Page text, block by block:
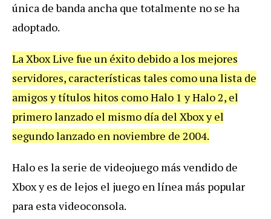
única de banda ancha que totalmente no se ha
adoptado.
La Xbox Live fue un éxito debido a los mejores
servidores, características tales como una lista de
amigos y títulos hitos como Halo 1 y Halo 2, el
primero lanzado el mismo día del Xbox y el
segundo lanzado en noviembre de 2004.
Halo es la serie de videojuego más vendido de
Xbox y es de lejos el juego en línea más popular
para esta videoconsola.